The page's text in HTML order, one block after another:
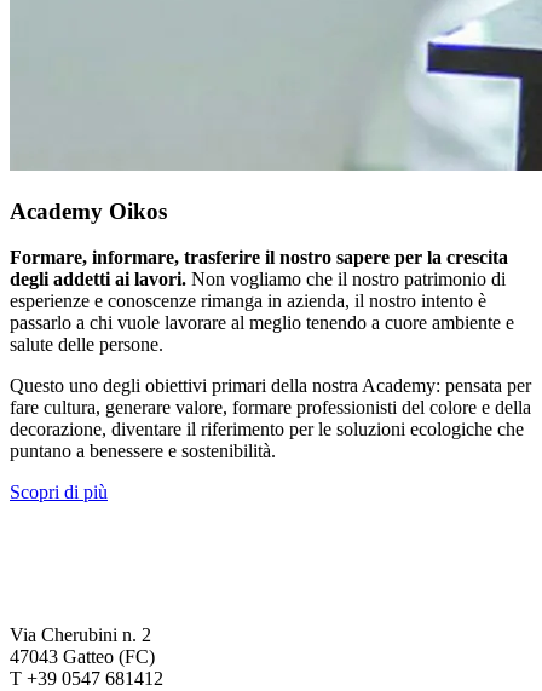
Academy Oikos
Formare, informare, trasferire il nostro sapere per la crescita
degli addetti ai lavori. Non vogliamo che il nostro patrimonio di
esperienze e conoscenze rimanga in azienda, il nostro intento è
passarlo a chi vuole lavorare al meglio tenendo a cuore ambiente e
salute delle persone.
Questo uno degli obiettivi primari della nostra Academy: pensata per
fare cultura, generare valore, formare professionisti del colore e della
decorazione, diventare il riferimento per le soluzioni ecologiche che
puntano a benessere e sostenibilità.
Scopri di più
Via Cherubini n. 2
47043 Gatteo (FC)
T +39 0547 681412